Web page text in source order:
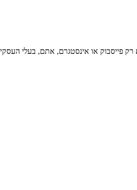
פייסבוק או אינסטגרם, אתם, בעלי